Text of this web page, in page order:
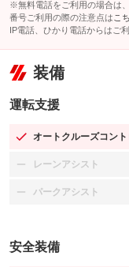
※無料電話をご利用の場合は
番号ご利用の際の注意点は こ
IP電話、ひかり電話からはご
装備
運転支援
オートクルーズコン
：装備あり
レーンアシスト
：装備なし
パークアシスト
：装備なし
安全装備